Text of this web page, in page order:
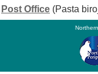
Post Office (Pasta